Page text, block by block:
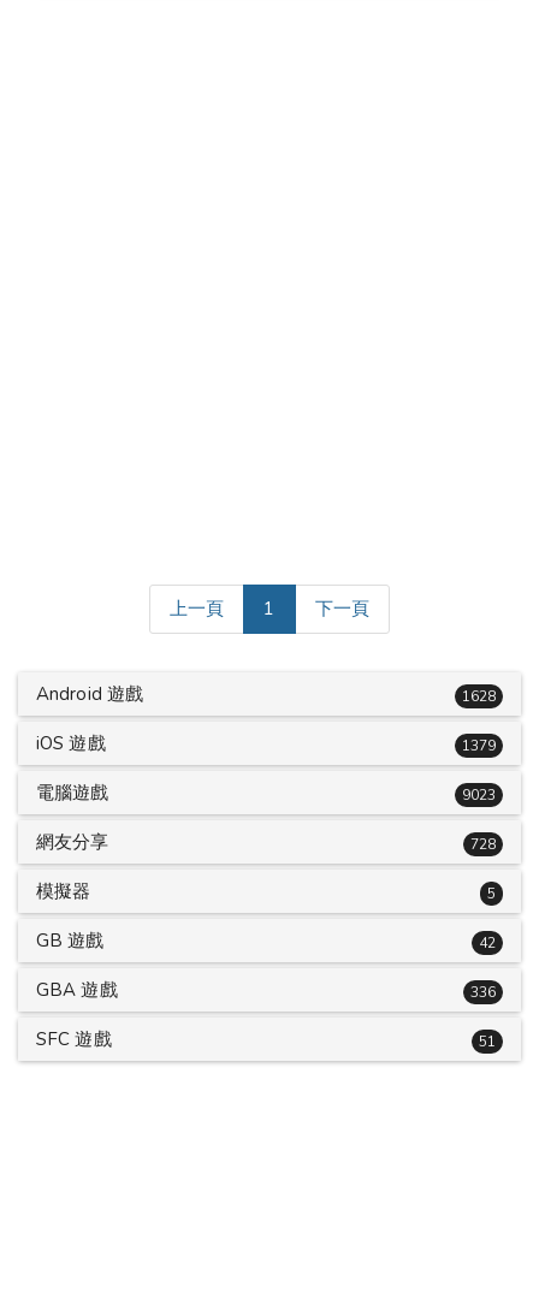
上一頁 1 (current)
下一頁
Android 遊戲 1628
iOS 遊戲 1379
電腦遊戲 9023
網友分享 728
模擬器 5
GB 遊戲 42
GBA 遊戲 336
SFC 遊戲 51